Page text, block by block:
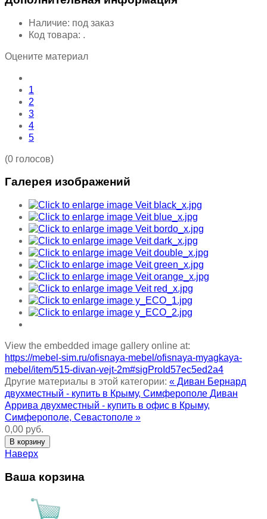
Наличие: под заказ
Код товара: .
Оцените материал
1
2
3
4
5
(0 голосов)
Галерея изображений
View the embedded image gallery online at:
https://mebel-sim.ru/ofisnaya-mebel/ofisnaya-myagkaya-
mebel/item/515-divan-vejt-2m#sigProId57ec5ed2a4
Другие материалы в этой категории: « Диван Бернард
двухместный - купить в Крыму, Симферополе Диван
Аррива двухместный - купить в офис в Крыму,
Симферополе, Севастополе »
0,00 руб.
Наверх
Ваша корзина